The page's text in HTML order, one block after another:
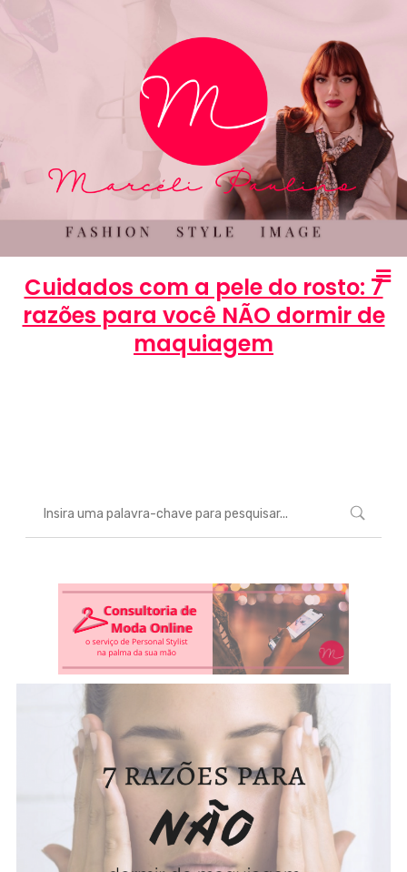
Cuidados com a pele do rosto: 7
razões para você NÃO dormir de
maquiagem